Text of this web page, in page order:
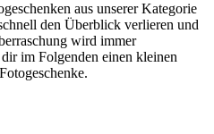
aus unserer Kategorie
den Überblick verlieren und
wird immer
im Folgenden einen kleinen